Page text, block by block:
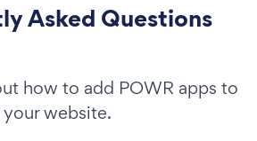
Asked Questions
how to add POWR apps to
your website.